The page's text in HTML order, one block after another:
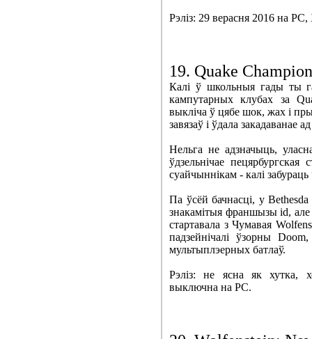
Рэліз: 29 верасня 2016 на
19. Quake
Калі ў школьныя гады ты
кампутарных клубах за
выкліча ў цябе шок, жах і
завязаў і ўдала закадаванае
Нельга не адзначыць,
ўдзельнічае
суайчыннікам - калі
Па ўсёй бачнасці, у
знакамітыя франшызы id, але
стартавала з Чумавая
падзейнічалі ўзорны
мультыплэерных батлаў.
Рэліз: не ясна як хутка,
выключна на PC.